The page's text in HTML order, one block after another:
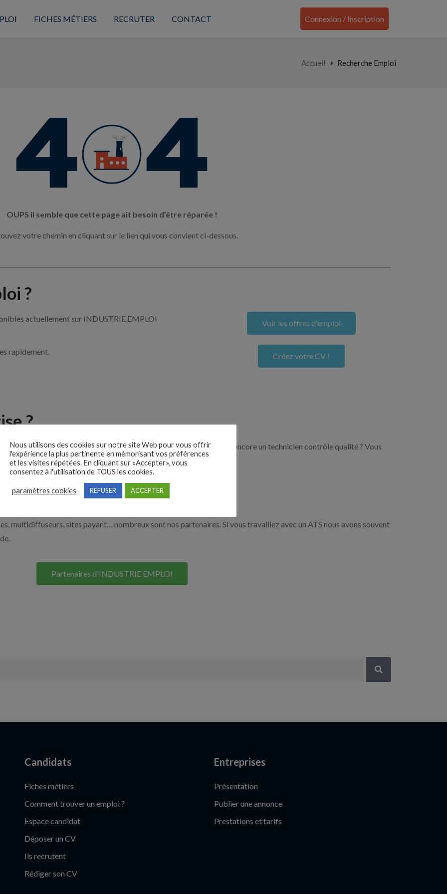
FICHES MÉTIERS RECRUTER CONTACT Connexion / Inscription
Accueil Recherche Emploi
OUPS il semble que cette page ait besoin d’être réparée !
votre chemin en cliquant sur le lien qui vous convient ci-dessous.
?
actuellement sur INDUSTRIE EMPLOI Voir les offres d'emploi
rapidement. Créez votre CV !
?
l’industrie par exemple un mécanicien maintenance, un cariste ou encore un technicien contrôle qualité ? Vous
aider à recruter en cliquant sur le bouton ci-dessous.
Nos solutions entreprises
multidiffuseurs, sites payant… nombreux sont nos partenaires. Si vous travaillez avec un ATS nous avons souvent
Partenaires d'INDUSTRIE EMPLOI
Candidats
Fiches métiers
Comment trouver un emploi ?
Espace candidat
Déposer un CV
Ils recrutent
Rédiger son CV
Entreprises
Présentation
Publier une annonce
Prestations et tarifs
Nous utilisons des cookies sur notre site Web pour vous offrir
l'expérience la plus pertinente en mémorisant vos préférences
et les visites répétées. En cliquant sur «Accepter», vous
consentez à l'utilisation de TOUS les cookies.
paramètres cookies REFUSER ACCEPTER